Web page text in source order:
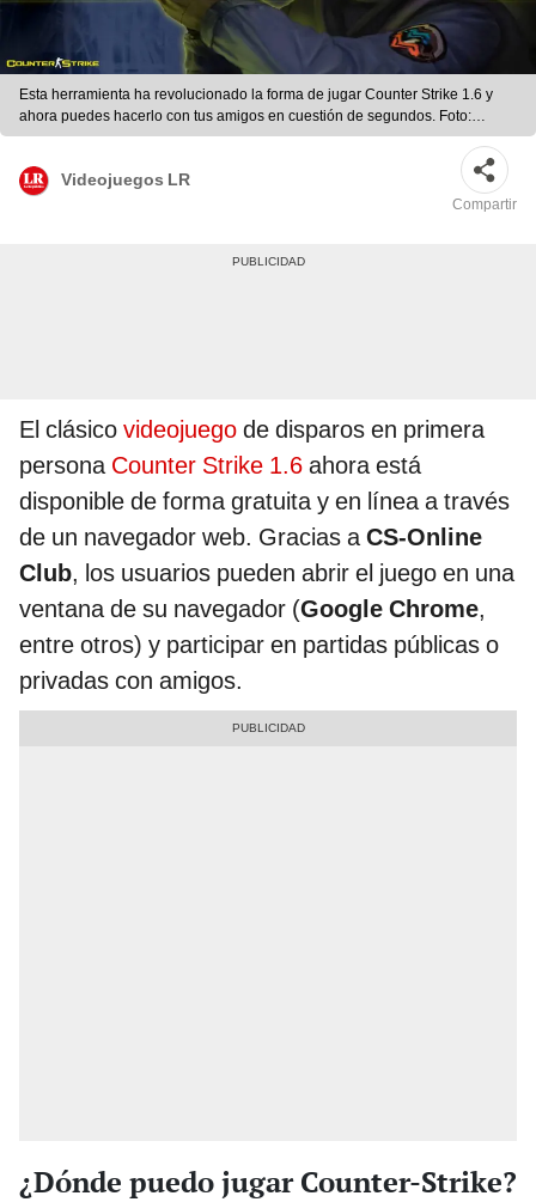
Esta herramienta ha revolucionado la forma de jugar Counter Strike 1.6 y
ahora puedes hacerlo con tus amigos en cuestión de segundos. Foto:
captura de Valve
Videojuegos LR
Compartir
El clásico videojuego de disparos en primera
persona Counter Strike 1.6 ahora está
disponible de forma gratuita y en línea a través
de un navegador web. Gracias aCS-Online
Club, los usuarios pueden abrir el juego en una
ventana de su navegador (Google Chrome,
entre otros) y participar en partidas públicas o
privadas con amigos.
¿Dónde puedo jugar Counter-Strike?